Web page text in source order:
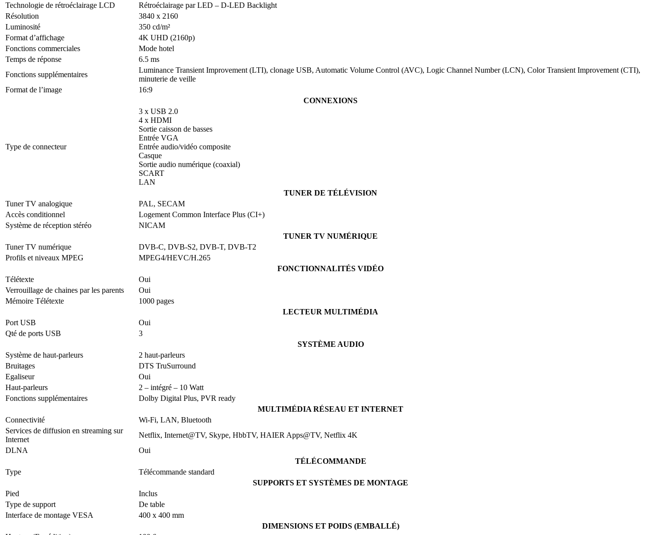
Technologie de rétroéclairage LCD
Rétroéclairage par LED – D-LED Backlight
Résolution
3840 x 2160
Luminosité
350 cd/m²
Format d’affichage
4K UHD (2160p)
Fonctions commerciales
Mode hotel
Temps de réponse
6.5 ms
Fonctions supplémentaires
Luminance Transient Improvement (LTI), clonage USB, Automatic Volume Control (AVC), Logic Channel Number (LCN), Color Transient Improvement (CTI),
minuterie de veille
Format de l’image
16:9
CONNEXIONS
Type de connecteur
3 x USB 2.0
4 x HDMI
Sortie caisson de basses
Entrée VGA
Entrée audio/vidéo composite
Casque
Sortie audio numérique (coaxial)
SCART
LAN
TUNER DE TÉLÉVISION
Tuner TV analogique
PAL, SECAM
Accès conditionnel
Logement Common Interface Plus (CI+)
Système de réception stéréo
NICAM
TUNER TV NUMÉRIQUE
Tuner TV numérique
DVB-C, DVB-S2, DVB-T, DVB-T2
Profils et niveaux MPEG
MPEG4/HEVC/H.265
FONCTIONNALITÉS VIDÉO
Télétexte
Oui
Verrouillage de chaines par les parents
Oui
Mémoire Télétexte
1000 pages
LECTEUR MULTIMÉDIA
Port USB
Oui
Qté de ports USB
3
SYSTÈME AUDIO
Système de haut-parleurs
2 haut-parleurs
Bruitages
DTS TruSurround
Egaliseur
Oui
Haut-parleurs
2 – intégré – 10 Watt
Fonctions supplémentaires
Dolby Digital Plus, PVR ready
MULTIMÉDIA RÉSEAU ET INTERNET
Connectivité
Wi-Fi, LAN, Bluetooth
Services de diffusion en streaming sur
Internet
Netflix, Internet@TV, Skype, HbbTV, HAIER Apps@TV, Netflix 4K
DLNA
Oui
TÉLÉCOMMANDE
Type
Télécommande standard
SUPPORTS ET SYSTÈMES DE MONTAGE
Pied
Inclus
Type de support
De table
Interface de montage VESA
400 x 400 mm
DIMENSIONS ET POIDS (EMBALLÉ)